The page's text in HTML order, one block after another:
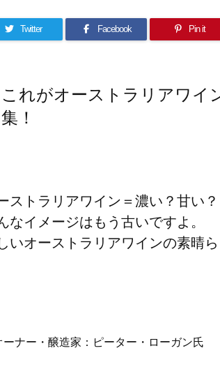
Twitter Facebook Pin it
これがオーストラリアワイ
集！
ストラリアワイン＝濃い？甘い？
なイメージはもう古いですよ。
いオーストラリアワインの素晴
ナー・醸造家：ピーター・ローガン氏